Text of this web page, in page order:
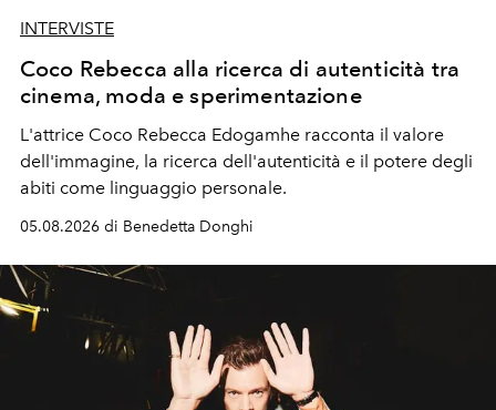
INTERVISTE
Coco Rebecca alla ricerca di autenticità tra
cinema, moda e sperimentazione
L'attrice Coco Rebecca Edogamhe racconta il valore
dell'immagine, la ricerca dell'autenticità e il potere degli
abiti come linguaggio personale.
05.08.2026 di Benedetta Donghi